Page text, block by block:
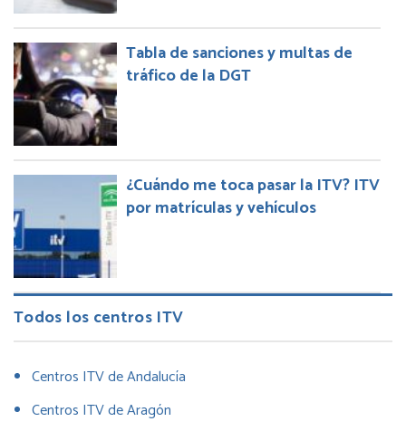
Tabla de sanciones y multas de
tráfico de la DGT
¿Cuándo me toca pasar la ITV? ITV
por matrículas y vehículos
Todos los centros ITV
Centros ITV de Andalucía
Centros ITV de Aragón